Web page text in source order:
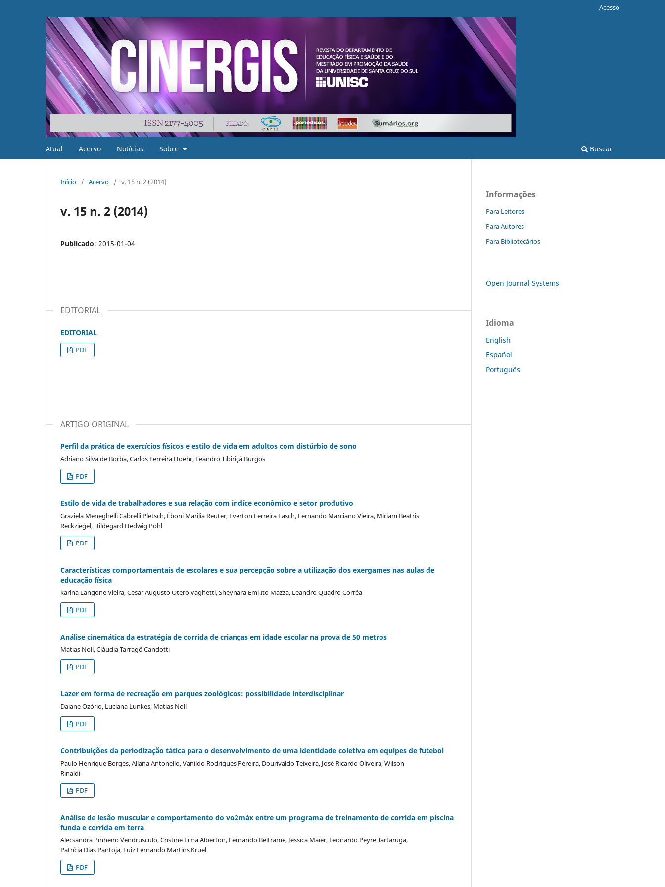
Atual Acervo Notícias Sobre Buscar
Acesso
Início / Acervo / v. 15 n. 2 (2014)
v. 15 n. 2 (2014)
Publicado: 2015-01-04
EDITORIAL
EDITORIAL
PDF
ARTIGO ORIGINAL
Perfil da prática de exercícios físicos e estilo de vida em adultos com distúrbio de sono
Adriano Silva de Borba, Carlos Ferreira Hoehr, Leandro Tibiriçá Burgos
PDF
Estilo de vida de trabalhadores e sua relação com indíce econômico e setor produtivo
Graziela Meneghelli Cabrelli Pletsch, Éboni Marilia Reuter, Everton Ferreira Lasch, Fernando Marciano Vieira, Miriam Beatris
Reckziegel, Hildegard Hedwig Pohl
PDF
Características comportamentais de escolares e sua percepção sobre a utilização dos exergames nas aulas de
educação física
karina Langone Vieira, Cesar Augusto Otero Vaghetti, Sheynara Emi Ito Mazza, Leandro Quadro Corrêa
PDF
Análise cinemática da estratégia de corrida de crianças em idade escolar na prova de 50 metros
Matias Noll, Cláudia Tarragô Candotti
PDF
Lazer em forma de recreação em parques zoológicos: possibilidade interdisciplinar
Daiane Ozório, Luciana Lunkes, Matias Noll
PDF
Contribuições da periodização tática para o desenvolvimento de uma identidade coletiva em equipes de futebol
Paulo Henrique Borges, Allana Antonello, Vanildo Rodrigues Pereira, Dourivaldo Teixeira, José Ricardo Oliveira, Wilson
Rinaldi
PDF
Análise de lesão muscular e comportamento do vo2máx entre um programa de treinamento de corrida em piscina
funda e corrida em terra
Alecsandra Pinheiro Vendrusculo, Cristine Lima Alberton, Fernando Beltrame, Jéssica Maier, Leonardo Peyre Tartaruga,
Patrícia Dias Pantoja, Luiz Fernando Martins Kruel
PDF
Informações
Para Leitores
Para Autores
Para Bibliotecários
Open Journal Systems
Idioma
English
Español
Português